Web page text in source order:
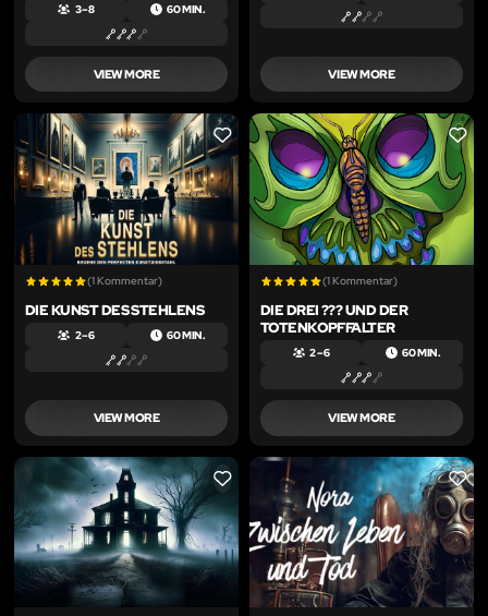
3 – 8 60 MIN.
VIEW MORE VIEW MORE
LIKE
(1 Kommentar)
DIE KUNST DES STEHLENS
2 – 6 60 MIN.
VIEW MORE
LIKE
(1 Kommentar)
DIE DREI ??? UND DER
TOTENKOPFFALTER
2 – 6 60 MIN.
VIEW MORE
LIKE LIKE